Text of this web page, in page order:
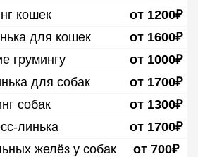
кошек
от 1200₽
для кошек
от 1600₽
грумингу
от 1000₽
для собак
от 1700₽
собак
от 1300₽
линька
от 1700₽
желёз у собак
от 700₽